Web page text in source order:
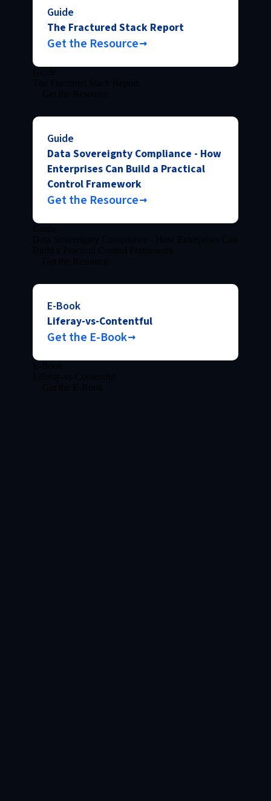
Guide
The Fractured Stack Report
Get the Resource
Guide
Data Sovereignty Compliance - How
Enterprises Can Build a Practical
Control Framework
Get the Resource
E-Book
Liferay-vs-Contentful
Get the E-Book